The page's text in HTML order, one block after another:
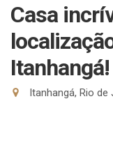
Casa
Itanhangá!
Itanhangá, Rio de